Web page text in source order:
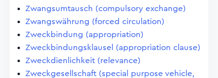
Zwangsumtausch (compulsory exchange)
Zwangswährung (forced circulation)
Zweckbindung (appropriation)
Zweckbindungsklausel (appropriation clause)
Zweckdienlichkeit (relevance)
Zweckgesellschaft (special purpose vehicle,